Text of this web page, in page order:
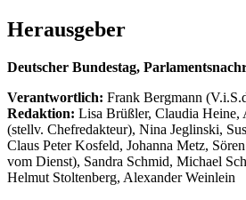
Herausgeber
Deutscher Bundestag,
Verantwortlich: Frank Bergmann
Redaktion: Lisa Brüßler, Claudia Heine,
(stellv. Chefredakteur), Nina Jeglinski,
Claus Peter Kosfeld, Johanna Metz,
vom Dienst), Sandra Schmid, Michael
Helmut Stoltenberg, Alexander Weinlein